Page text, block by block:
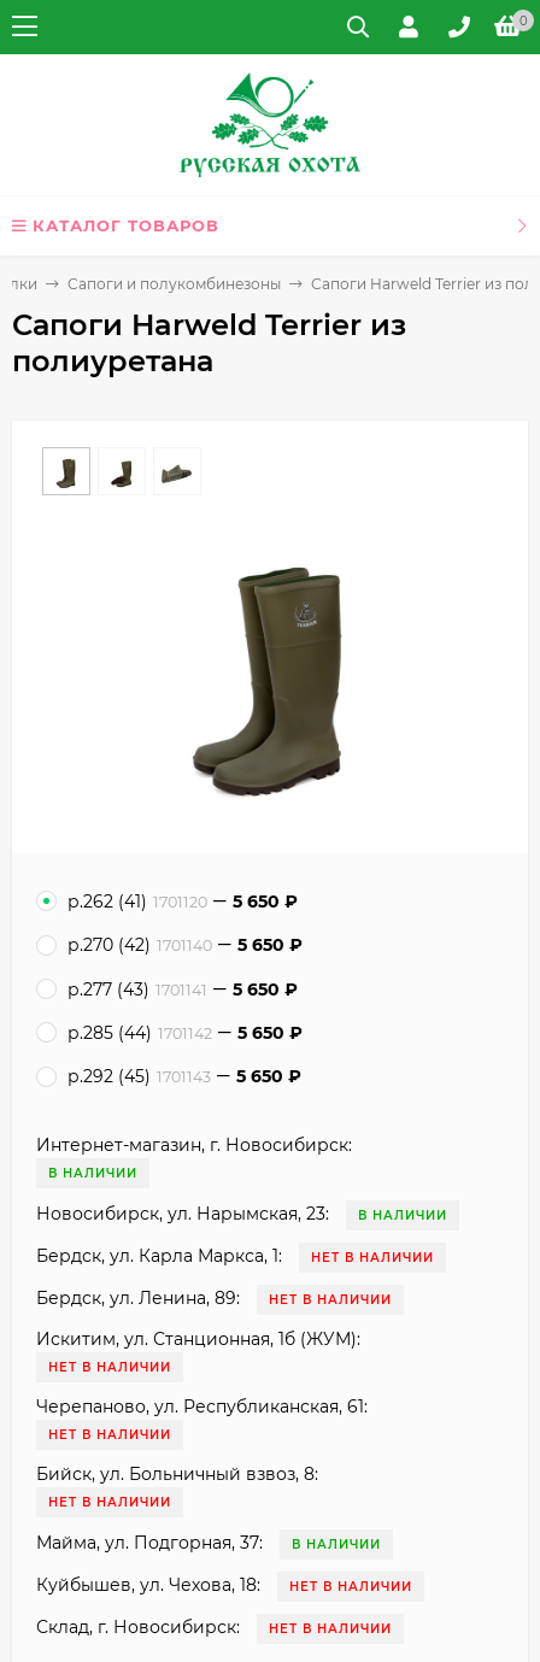
0
КАТАЛОГ ТОВАРОВ
Cапоги и полукомбинезоны Сапоги Harweld Terrier из
Сапоги Harweld Terrier из
полиуретана
р.262 (41) 1701120 5 650 ₽
р.270 (42) 1701140 5 650 ₽
р.277 (43) 1701141 5 650 ₽
р.285 (44) 1701142 5 650 ₽
р.292 (45) 1701143 5 650 ₽
Интернет-магазин, г. Новосибирск:
В НАЛИЧИИ
Новосибирск, ул. Нарымская, 23: В НАЛИЧИИ
Бердск, ул. Карла Маркса, 1: НЕТ В НАЛИЧИИ
Бердск, ул. Ленина, 89: НЕТ В НАЛИЧИИ
Искитим, ул. Станционная, 1б (ЖУМ):
НЕТ В НАЛИЧИИ
Черепаново, ул. Республиканская, 61:
НЕТ В НАЛИЧИИ
Бийск, ул. Больничный взвоз, 8:
НЕТ В НАЛИЧИИ
Майма, ул. Подгорная, 37: В НАЛИЧИИ
Куйбышев, ул. Чехова, 18: НЕТ В НАЛИЧИИ
Склад, г. Новосибирск: НЕТ В НАЛИЧИИ